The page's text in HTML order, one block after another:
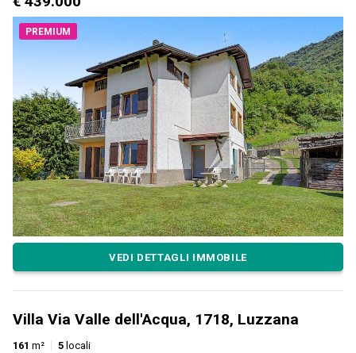
PREMIUM
VEDI DETTAGLI IMMOBILE
Villa Via Valle dell'Acqua, 1718, Luzzana
161 m² 5 locali